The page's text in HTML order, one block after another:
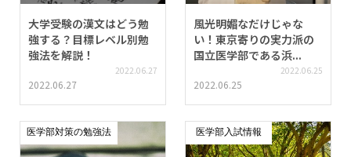
大学受験の漢文はどう勉
強する？目標レベル別勉
強法を解説！
2022.06.27
2022.06.27
風光明媚なだけじゃな
い！東京寄りの実力派の
国立医学部である浜...
2022.06.25
2022.06.25
医学部対策の勉強法 医学部入試情報